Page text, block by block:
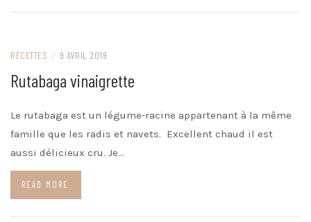
RECETTES / 9 AVRIL 2019
Rutabaga vinaigrette
Le rutabaga est un légume-racine appartenant à la même
famille que les radis et navets. Excellent chaud il est
aussi délicieux cru. Je…
READ MORE